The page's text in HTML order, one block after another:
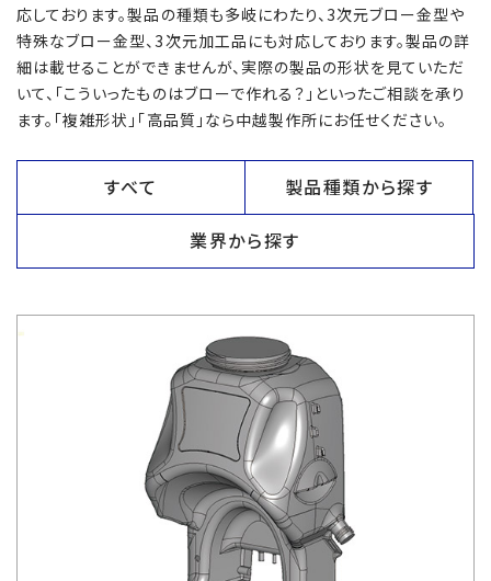
応しております。製品の種類も多岐にわたり、3次元ブロー金型や
特殊なブロー金型、3次元加工品にも対応しております。製品の詳
細は載せることができませんが、実際の製品の形状を見ていただ
いて、「こういったものはブローで作れる？」といったご相談を承り
ます。「複雑形状」「高品質」なら中越製作所にお任せください。
すべて 製品種類から探す
業界から探す